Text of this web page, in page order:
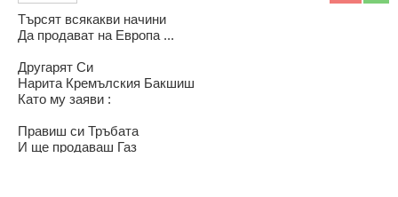
Търсят всякакви начини
Да продават на Европа ...
Другарят Си
Нарита Кремълския Бакшиш
Като му заяви :
Правиш си Тръбата
И ще продаваш Газ